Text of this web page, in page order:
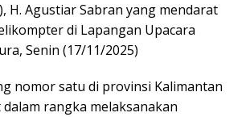
H. Agustiar Sabran yang mendarat
di Lapangan Upacara
Senin (17/11/2025)
nomor satu di provinsi Kalimantan
rangka melaksanakan